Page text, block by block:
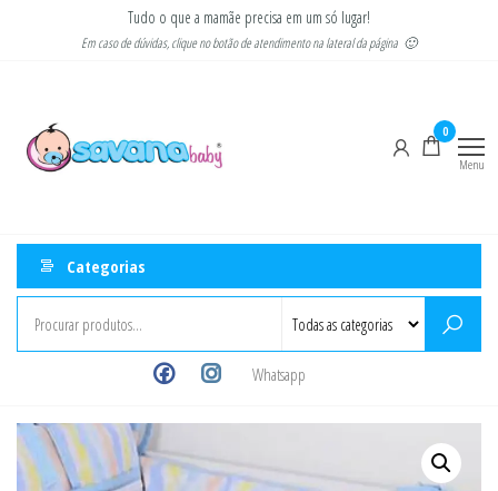
Tudo o que a mamãe precisa em um só lugar!
Em caso de dúvidas, clique no botão de atendimento na lateral da página 🙂
0
Menu
Categorias
Whatsapp